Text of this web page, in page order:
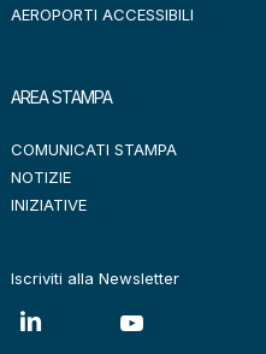
AEROPORTI ACCESSIBILI
AREA STAMPA
COMUNICATI STAMPA
NOTIZIE
INIZIATIVE
Iscriviti alla Newsletter